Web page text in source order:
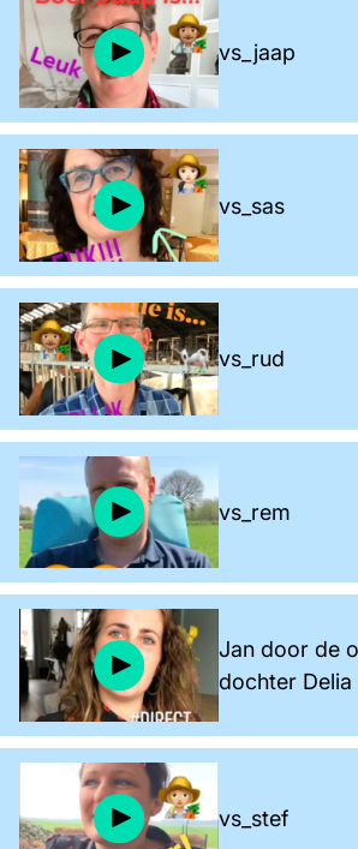
vs_jaap
vs_sas
vs_rud
vs_rem
Jan door de
dochter Delia
vs_stef